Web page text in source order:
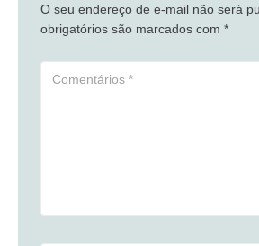
O seu endereço de e-mail não será
obrigatórios são marcados com *